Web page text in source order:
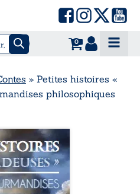
0
» Petites histoires «
philosophiques